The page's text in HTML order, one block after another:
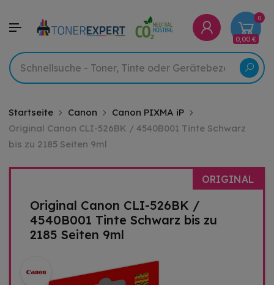
0
0,00 €
Startseite Canon
Canon PIXMA iP
Original Canon CLI-526BK / 4540B001 Tinte Schwarz
bis zu 2185 Seiten 9ml
ORIGINAL
Original Canon CLI-526BK /
4540B001 Tinte Schwarz bis zu
2185 Seiten 9ml